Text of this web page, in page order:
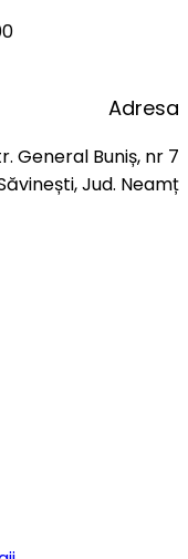
Adresa
General Buniș, nr 7
Jud. Neamț